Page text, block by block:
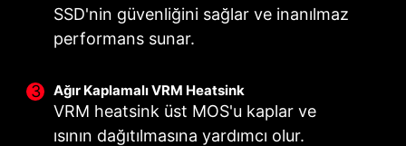
SSD'nin güvenliğini sağlar ve inanılmaz
performans sunar.
Ağır Kaplamalı VRM Heatsink
VRM heatsink üst MOS'u kaplar ve
ısının dağıtılmasına yardımcı olur.